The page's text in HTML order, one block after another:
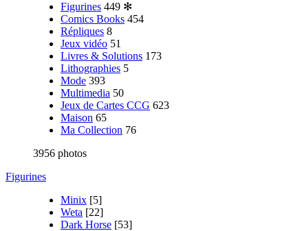
Figurines 449 ✻
Comics Books 454
Répliques 8
Jeux vidéo 51
Livres & Solutions 173
Lithographies 5
Mode 393
Multimedia 50
Jeux de Cartes CCG 623
Maison 65
Ma Collection 76
3956 photos
Figurines
Minix [5]
Weta [22]
Dark Horse [53]